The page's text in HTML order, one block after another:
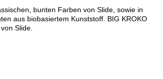
bunten Farben von Slide, sowie in
aus biobasiertem Kunststoff. BIG KROKO
Slide.